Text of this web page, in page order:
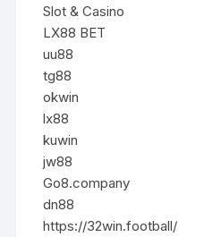
Slot & Casino
LX88 BET
uu88
tg88
okwin
lx88
kuwin
jw88
Go8.company
dn88
https://32win.football/